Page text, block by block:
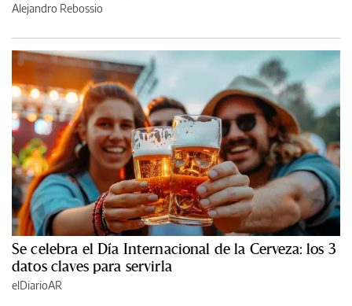
Alejandro Rebossio
Se celebra el Día Internacional de la Cerveza: los 3
datos claves para servirla
elDiarioAR